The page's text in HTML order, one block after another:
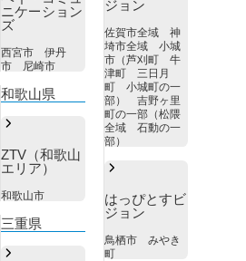
ニケーション
ズ
西宮市 伊丹
市 尼崎市
和歌山県
ZTV（和歌山
エリア）
和歌山市
三重県
ジョン
佐賀市全域 神
埼市全域 小城
市（芦刈町 牛
津町 三日月
町 小城町の一
部） 吉野ヶ里
町の一部（松隈
全域 石動の一
部）
はっぴとすビ
ジョン
鳥栖市 みやき
町